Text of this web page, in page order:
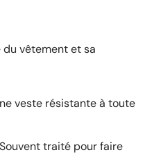
vêtement et sa
veste résistante à toute
traité pour faire